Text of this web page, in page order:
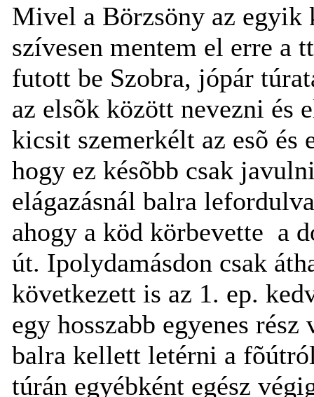
Mivel a Börzsöny az egyik
szívesen mentem el erre a
futott be Szobra, jópár
az elsõk között nevezni és
kicsit szemerkélt az esõ és
hogy ez késõbb csak
elágazásnál balra
ahogy a köd körbevette a
út. Ipolydamásdon csak
következett is az 1. ep.
egy hosszabb egyenes
balra kellett letérni a
túrán egyébként egész